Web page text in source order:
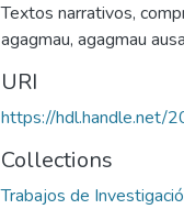
Textos narrativos,
agagmau, agagmau
URI
https://hdl.handle.net/
Collections
Trabajos de